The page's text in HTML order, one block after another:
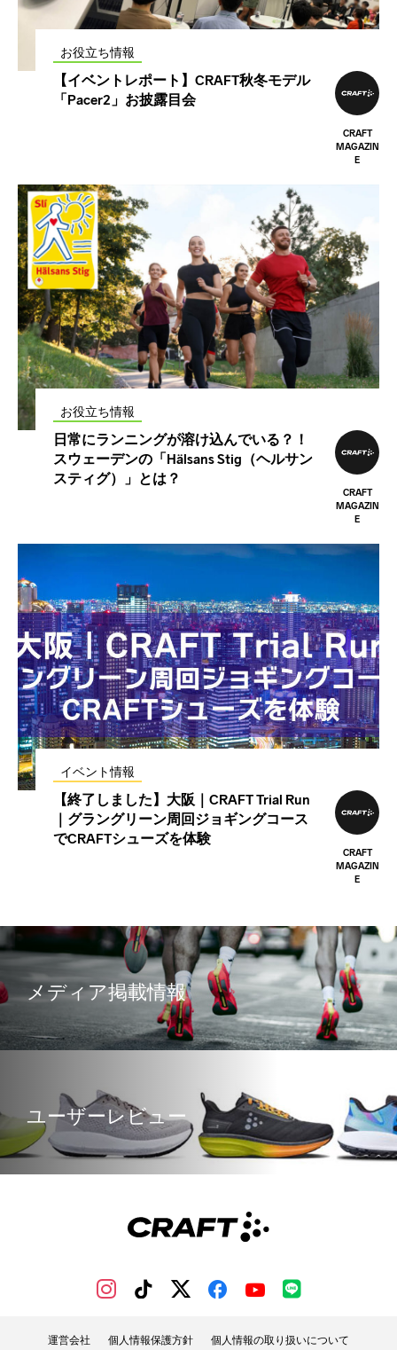
お役立ち情報
【イベントレポート】CRAFT秋冬モデル
「Pacer2」お披露目会
CRAFT
MAGAZIN
E
お役立ち情報
日常にランニングが溶け込んでいる？！
スウェーデンの「Hälsans Stig（ヘルサン
スティグ）」とは？
CRAFT
MAGAZIN
E
イベント情報
【終了しました】大阪｜CRAFT Trial Run
｜グラングリーン周回ジョギングコース
でCRAFTシューズを体験
CRAFT
MAGAZIN
E
メディア掲載情報
ユーザーレビュー
運営会社 個人情報保護方針 個人情報の取り扱いについて